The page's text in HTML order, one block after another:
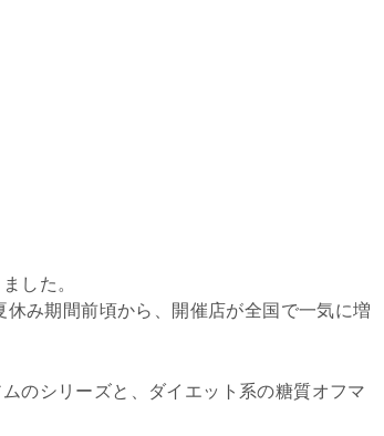
した。
み期間前頃から、開催店が全国で一気に増
のシリーズと、ダイエット系の糖質オフマ